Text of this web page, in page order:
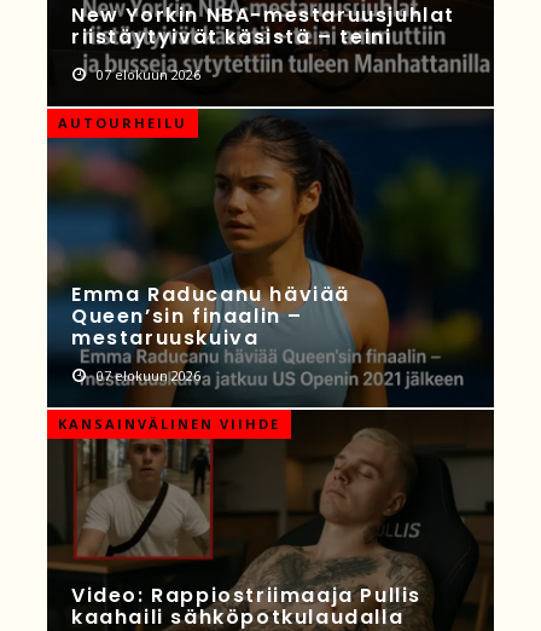
New Yorkin NBA-mestaruusjuhlat
riistäytyivät käsistä – teini
07 elokuun 2026
AUTOURHEILU
Emma Raducanu häviää
Queen’sin finaalin –
mestaruuskuiva
07 elokuun 2026
KANSAINVÄLINEN VIIHDE
Video: Rappiostriimaaja Pullis
kaahaili sähköpotkulaudalla